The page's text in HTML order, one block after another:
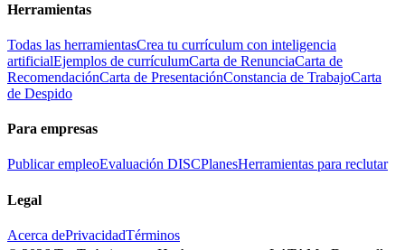
Herramientas
Todas las herramientasCrea tu currículum con inteligencia
artificialEjemplos de currículumCarta de RenunciaCarta de
RecomendaciónCarta de PresentaciónConstancia de TrabajoCarta
de Despido
Para empresas
Publicar empleoEvaluación DISCPlanesHerramientas para reclutar
Legal
Acerca dePrivacidadTérminos